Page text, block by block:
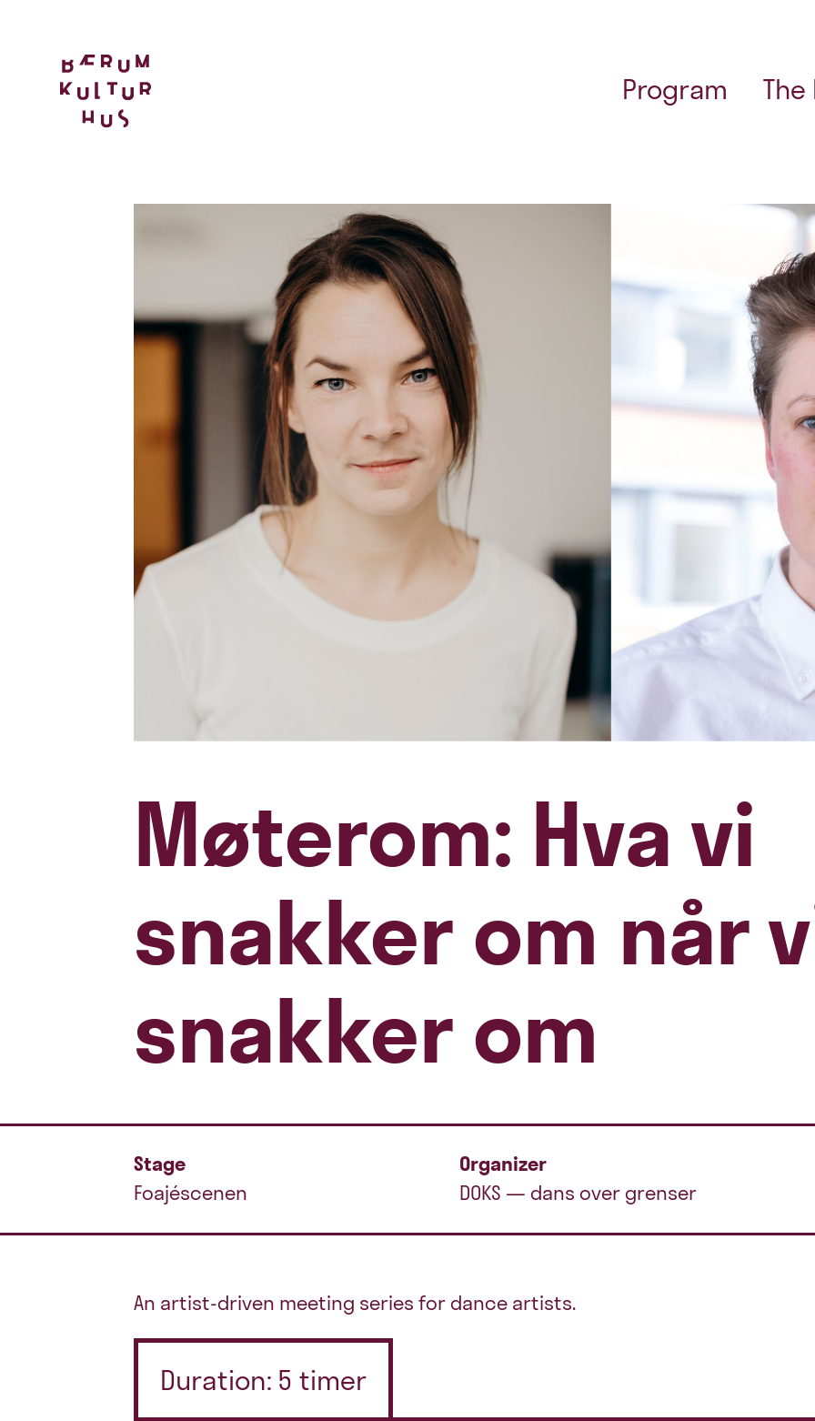
Program The
Møterom: Hva vi
snakker om når
snakker om
Stage
Foajéscenen
Organizer
DOKS — dans over grenser
An artist-driven meeting series for dance artists.
Duration: 5 timer